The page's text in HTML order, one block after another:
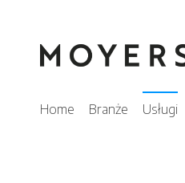
Home Branże Usługi